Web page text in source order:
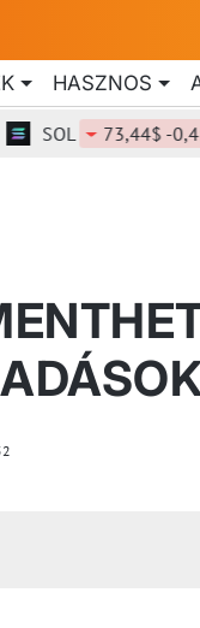
HASZNOS
SOL 73,44$ -0,41%